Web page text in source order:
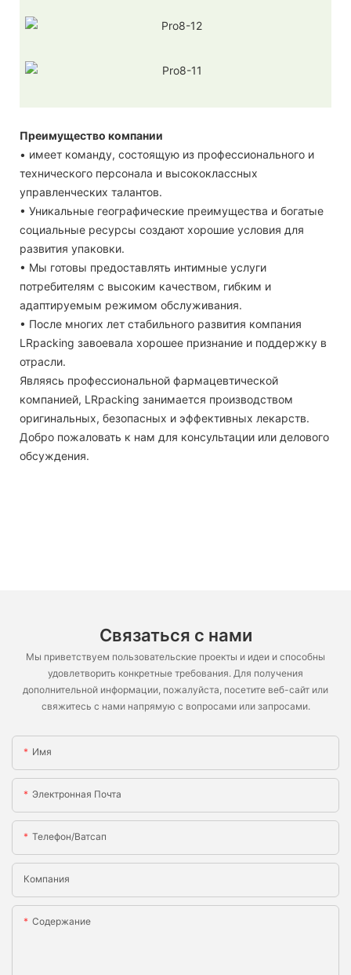
Преимущество компании
• имеет команду, состоящую из профессионального и
технического персонала и высококлассных
управленческих талантов.
• Уникальные географические преимущества и богатые
социальные ресурсы создают хорошие условия для
развития упаковки.
• Мы готовы предоставлять интимные услуги
потребителям с высоким качеством, гибким и
адаптируемым режимом обслуживания.
• После многих лет стабильного развития компания
LRpacking завоевала хорошее признание и поддержку в
отрасли.
Являясь профессиональной фармацевтической
компанией, LRpacking занимается производством
оригинальных, безопасных и эффективных лекарств.
Добро пожаловать к нам для консультации или делового
обсуждения.
Связаться с нами
Мы приветствуем пользовательские проекты и идеи и способны
удовлетворить конкретные требования. Для получения
дополнительной информации, пожалуйста, посетите веб-сайт или
свяжитесь с нами напрямую с вопросами или запросами.
Имя
Электронная Почта
Телефон/ватсап
Компания
Содержание